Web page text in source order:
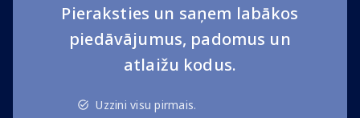
Pieraksties un saņem labākos
piedāvājumus, padomus un
atlaižu kodus.
Uzzini visu pirmais.